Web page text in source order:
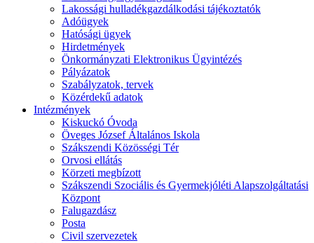
Lakossági hulladékgazdálkodási tájékoztatók
Adóügyek
Hatósági ügyek
Hirdetmények
Önkormányzati Elektronikus Ügyintézés
Pályázatok
Szabályzatok, tervek
Közérdekű adatok
Intézmények
Kiskuckó Óvoda
Öveges József Általános Iskola
Szákszendi Közösségi Tér
Orvosi ellátás
Körzeti megbízott
Szákszendi Szociális és Gyermekjóléti Alapszolgáltatási
Központ
Falugazdász
Posta
Civil szervezetek